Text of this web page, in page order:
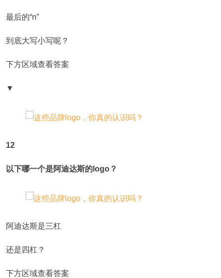
最后的“n”
到底大写小写呢？
下方区域查看答案
▼
12
以下哪一个是阿迪达斯的logo？
阿迪达斯是三杠
还是四杠？
下方区域查看答案